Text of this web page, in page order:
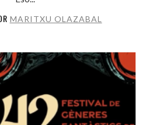
MARITXU OLAZABAL